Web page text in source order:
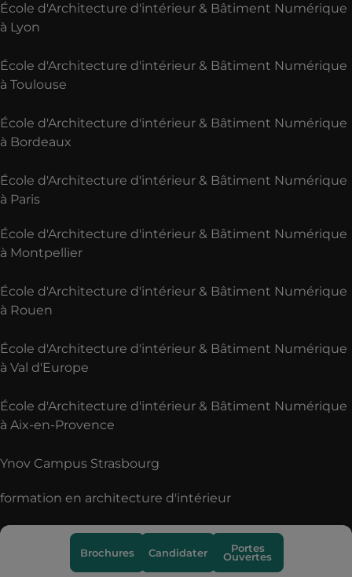
Brochures Candidater Portes
Ouvertes
École d'Architecture d'intérieur & Bâtiment Numérique
à Lyon
École d'Architecture d'intérieur & Bâtiment Numérique
à Toulouse
École d'Architecture d'intérieur & Bâtiment Numérique
à Bordeaux
École d'Architecture d'intérieur & Bâtiment Numérique
à Paris
École d'Architecture d'intérieur & Bâtiment Numérique
à Montpellier
École d'Architecture d'intérieur & Bâtiment Numérique
à Rouen
École d'Architecture d'intérieur & Bâtiment Numérique
à Val d'Europe
École d'Architecture d'intérieur & Bâtiment Numérique
à Aix-en-Provence
Ynov Campus Strasbourg
formation en architecture d'intérieur